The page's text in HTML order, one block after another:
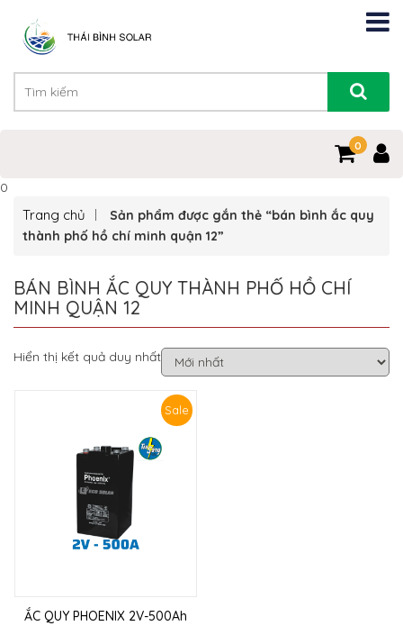
0
0
Trang chủ
Sản phẩm được gắn thẻ “bán bình ắc quy
thành phố hồ chí minh quận 12”
BÁN BÌNH ẮC QUY THÀNH PHỐ HỒ CHÍ
MINH QUẬN 12
Hiển thị kết quả duy nhất
Sale
ẮC QUY PHOENIX 2V-500Ah